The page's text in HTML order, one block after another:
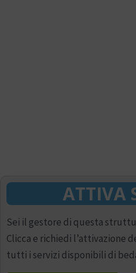
ATTIVA
Sei il gestore di questa
Clicca e richiedi l’attivazione
tutti i servizi disponibili di